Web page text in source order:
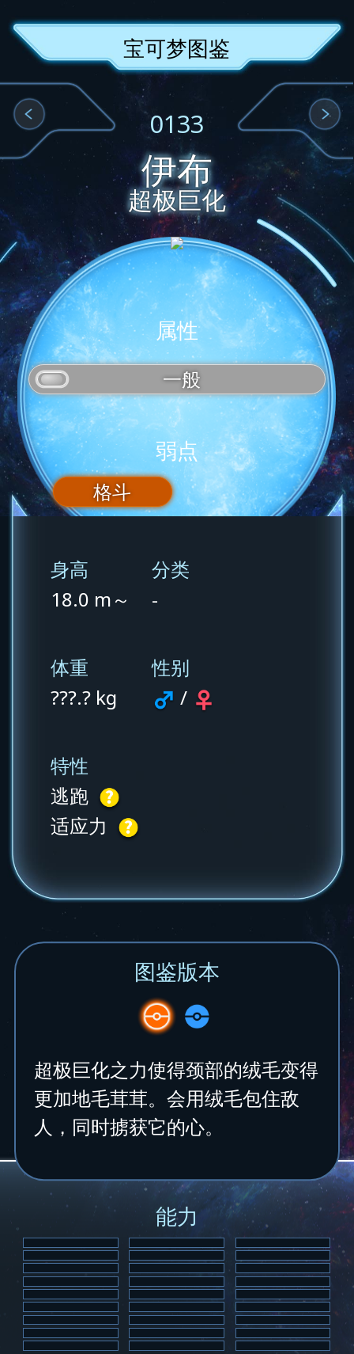
宝可梦图鉴
0133
伊布
超极巨化
属性
一般
弱点
格斗
身高
18.0 m～
分类
-
体重
???.? kg
性别
/
特性
逃跑
适应力
图鉴版本
超极巨化之力使得颈部的绒毛变得
更加地毛茸茸。会用绒毛包住敌
人，同时掳获它的心。
能力